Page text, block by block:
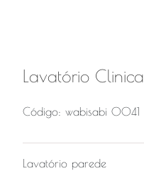
Lavatório Clinica
Código: wabisabi 0041
Lavatório parede